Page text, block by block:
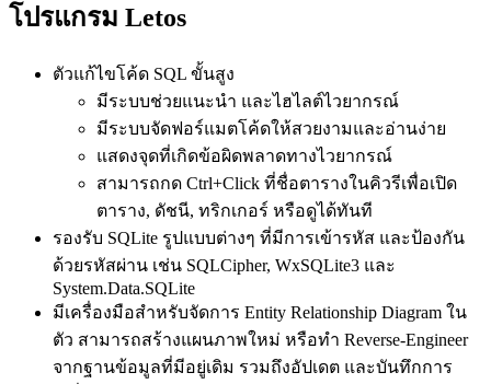
โปรแกรม Letos
ตัวแก้ไขโค้ด SQL ขั้นสูง
มีระบบช่วยแนะนำ และไฮไลต์ไวยากรณ์
มีระบบจัดฟอร์แมตโค้ดให้สวยงามและอ่านง่าย
แสดงจุดที่เกิดข้อผิดพลาดทางไวยากรณ์
สามารถกด Ctrl+Click ที่ชื่อตารางในคิวรีเพื่อเปิด
ตาราง, ดัชนี, ทริกเกอร์ หรือดูได้ทันที
รองรับ SQLite รูปแบบต่างๆ ที่มีการเข้ารหัส และป้องกัน
ด้วยรหัสผ่าน เช่น SQLCipher, WxSQLite3 และ
System.Data.SQLite
มีเครื่องมือสำหรับจัดการ Entity Relationship Diagram ใน
ตัว สามารถสร้างแผนภาพใหม่ หรือทำ Reverse-Engineer
จากฐานข้อมูลที่มีอยู่เดิม รวมถึงอัปเดต และบันทึกการ